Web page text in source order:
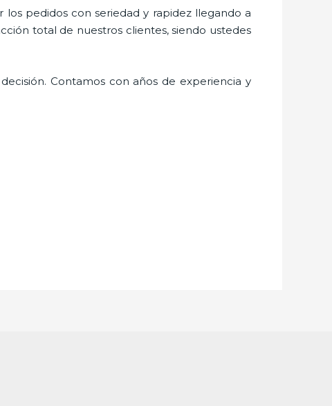
pedidos con seriedad y rapidez llegando a
total de nuestros clientes, siendo ustedes
Contamos con años de experiencia y